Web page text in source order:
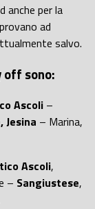
anche per la
provano ad
salvo.
sono:
Ascoli –
Jesina – Marina,
Ascoli,
– Sangiustese,